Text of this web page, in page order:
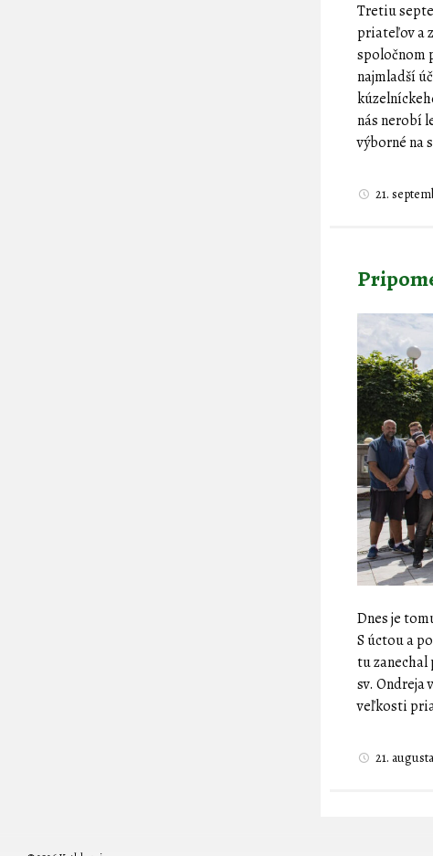
Tretiu
priateľov a
spoločnom
najmladší
nás nerobí
výborné na
21.
Dnes je
S úctou a
tu zanechal
sv. Ondreja
veľkosti
21.